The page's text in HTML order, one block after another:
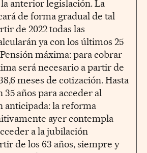
anterior legislación. La
de forma gradual de tal
de 2022 todas las
ya con los últimos 25
máxima: para cobrar
será necesario a partir de
meses de cotización. Hasta
35 años para acceder al
anticipada: la reforma
ayer contempla
a la jubilación
de los 63 años, siempre y